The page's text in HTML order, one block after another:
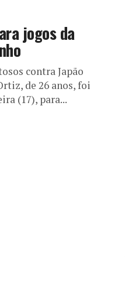
jogos da
contra Japão
de 26 anos, foi
(17), para...